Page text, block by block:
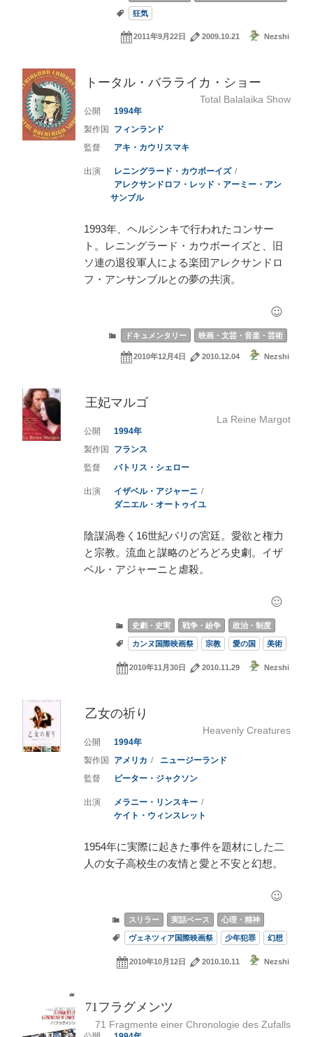
狂気
2011年9月22日 2009.10.21 Nezshi
トータル・バラライカ・ショー
Total Balalaika Show
1994
フィンランド
アキ・カウリスマキ
レニングラード・カウボーイズ
アレクサンドロフ・レッド・アーミー・アン
サンブル
1993年、ヘルシンキで行われたコンサー
ト。レニングラード・カウボーイズと、旧
ソ連の退役軍人による楽団アレクサンドロ
フ・アンサンブルとの夢の共演。
ドキュメンタリー 映画・文芸・音楽・芸術
2010年12月4日 2010.12.04 Nezshi
王妃マルゴ
La Reine Margot
1994
フランス
パトリス・シェロー
イザベル・アジャーニ
ダニエル・オートゥイユ
陰謀渦巻く16世紀パリの宮廷。愛欲と権力
と宗教。流血と謀略のどろどろ史劇。イザ
ベル・アジャーニと虐殺。
史劇・史実 戦争・紛争 政治・制度
カンヌ国際映画祭 宗教 愛の国 美術
2010年11月30日 2010.11.29 Nezshi
乙女の祈り
Heavenly Creatures
1994
アメリカ
ニュージーランド
ピーター・ジャクソン
メラニー・リンスキー
ケイト・ウィンスレット
1954年に実際に起きた事件を題材にした二
人の女子高校生の友情と愛と不安と幻想。
スリラー 実話ベース 心理・精神
ヴェネツィア国際映画祭 少年犯罪 幻想
2010年10月12日 2010.10.11 Nezshi
71フラグメンツ
71 Fragmente einer Chronologie des Zufalls